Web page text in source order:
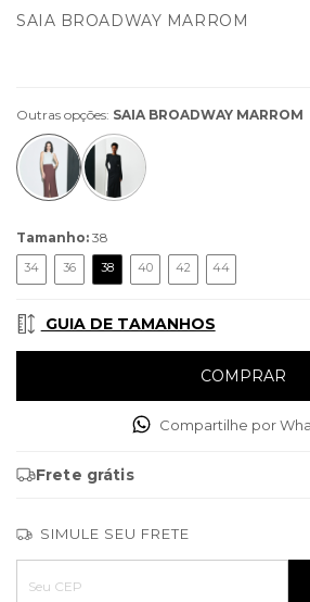
SAIA BROADWAY MARROM
Outras opções: SAIA BROADWAY MARROM
Tamanho: 38
34 36 38 40 42 44
GUIA DE TAMANHOS
Compartilhe por
Frete grátis
SIMULE SEU FRETE
Entregas para o CEP: